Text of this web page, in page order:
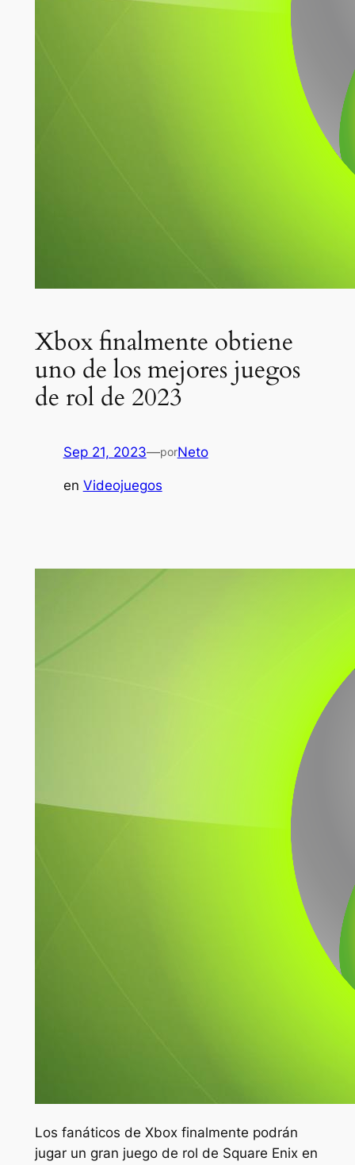
Xbox finalmente obtiene
uno de los mejores juegos
de rol de 2023
Sep 21, 2023—porNeto
en Videojuegos
Los fanáticos de Xbox finalmente podrán
jugar un gran juego de rol de Square Enix en